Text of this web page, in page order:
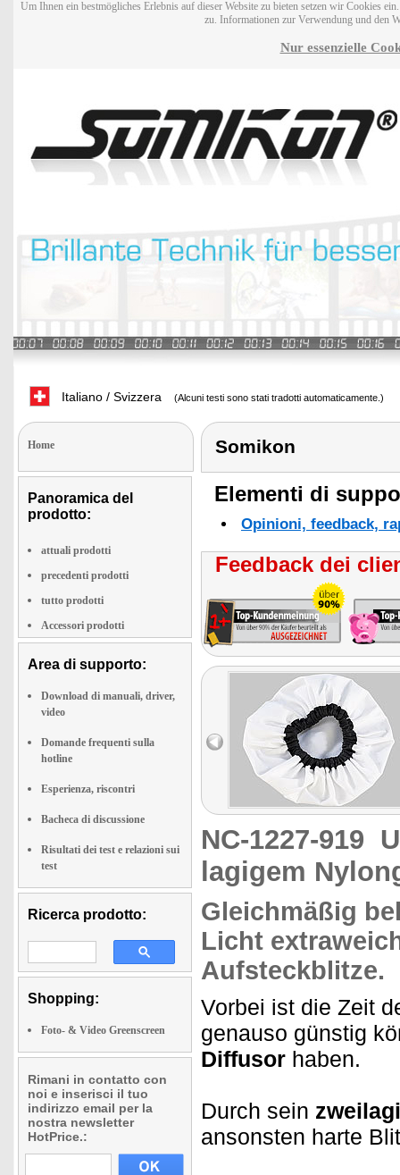
Um Ihnen ein bestmögliches Erlebnis auf dieser Website zu bieten setzen wir Cookies
zu. Informationen zur Verwendung und den
Nur essenzielle
Italiano / Svizzera (Alcuni testi sono stati tradotti automaticamente.)
Home
Panoramica del
prodotto:
attuali prodotti
precedenti prodotti
tutto prodotti
Accessori prodotti
Area di supporto:
Download di manuali, driver,
video
Domande frequenti sulla
hotline
Esperienza, riscontri
Bacheca di discussione
Risultati dei test e relazioni sui
test
Ricerca prodotto:
Shopping:
Foto- & Video Greenscreen
Rimani in contatto con
noi e inserisci il tuo
indirizzo email per la
nostra newsletter
HotPrice.:
Somikon
Elementi di
Opinioni, feedback,
Feedback dei
NC-1227-919
lagigem
Gleichmäßig
Licht
Aufsteckblitze.
Vorbei ist die Zeit
genauso günstig
Diffusor haben.
Durch sein
ansonsten harte